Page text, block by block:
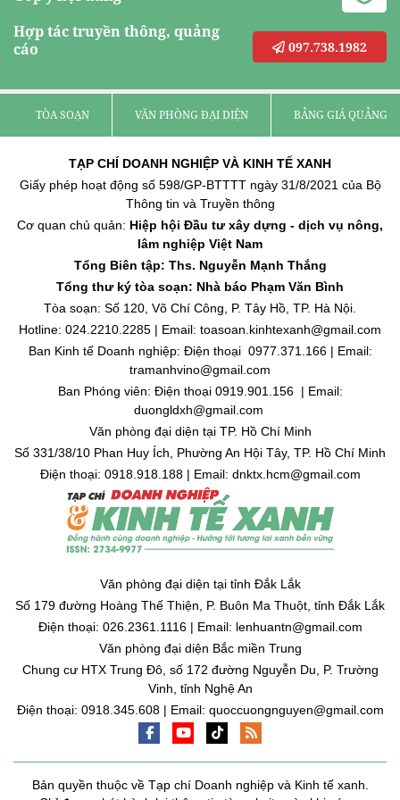
Hợp tác truyền thông, quảng
cáo
097.738.1982
TÒA SOẠN VĂN PHÒNG ĐẠI DIỆN BẢNG GIÁ QUẢNG
TẠP CHÍ DOANH NGHIỆP VÀ KINH TẾ XANH
Giấy phép hoạt động số 598/GP-BTTTT ngày 31/8/2021 của Bộ
Thông tin và Truyền thông
Cơ quan chủ quản: Hiệp hội Đầu tư xây dựng - dịch vụ nông,
lâm nghiệp Việt Nam
Tổng Biên tập: Ths. Nguyễn Mạnh Thắng
Tổng thư ký tòa soạn: Nhà báo Phạm Văn Bình
Tòa soạn: Số 120, Võ Chí Công, P. Tây Hồ, TP. Hà Nội.
Hotline: 024.2210.2285 | Email: toasoan.kinhtexanh@gmail.com
Ban Kinh tế Doanh nghiệp: Điện thoại 0977.371.166 | Email:
tramanhvino@gmail.com
Ban Phóng viên: Điện thoại 0919.901.156 | Email:
duongldxh@gmail.com
Văn phòng đại diện tại TP. Hồ Chí Minh
Số 331/38/10 Phan Huy Ích, Phường An Hội Tây, TP. Hồ Chí Minh
Điện thoại: 0918.918.188 | Email: dnktx.hcm@gmail.com
Văn phòng đại diện tại tỉnh Đắk Lắk
Số 179 đường Hoàng Thế Thiện, P. Buôn Ma Thuột, tỉnh Đắk Lắk
Điện thoại: 026.2361.1116 | Email: lenhuantn@gmail.com
Văn phòng đại diện Bắc miền Trung
Chung cư HTX Trung Đô, số 172 đường Nguyễn Du, P. Trường
Vinh, tỉnh Nghệ An
Điện thoại: 0918.345.608 | Email: quoccuongnguyen@gmail.com
Bản quyền thuộc về Tạp chí Doanh nghiệp và Kinh tế xanh.